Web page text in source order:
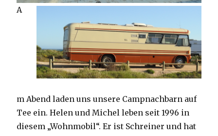
A
m Abend laden uns unsere Campnachbarn auf
Tee ein. Helen und Michel leben seit 1996 in
diesem „Wohnmobil“. Er ist Schreiner und hat